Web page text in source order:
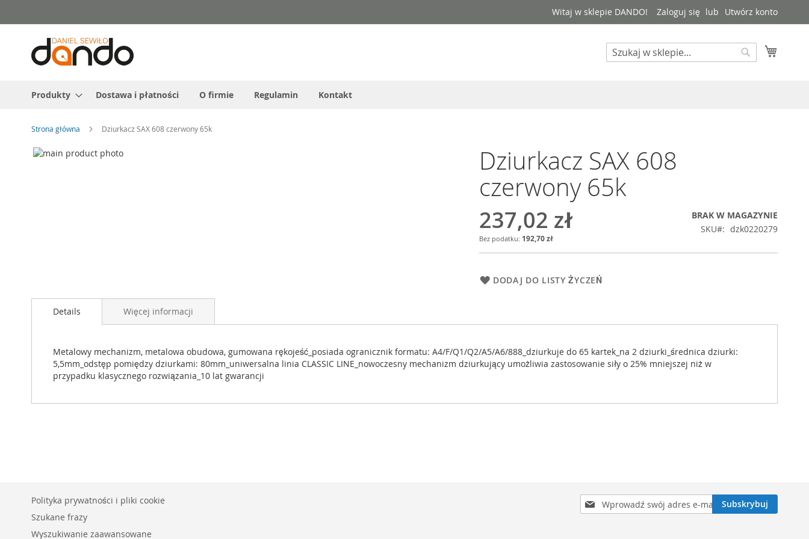
do
treści
Witaj w sklepie DANDO! Zaloguj się Utwórz konto
Search
Produkty Dostawa i płatności O firmie Regulamin Kontakt
Strona główna Dziurkacz SAX 608 czerwony 65k
Przejdź
Dziurkacz SAX 608
czerwony 65k
237,02 zł
192,70 zł
BRAK W MAGAZYNIE
SKU
dzk0220279
DODAJ DO LISTY ŻYCZEŃ
Details
Metalowy mechanizm, metalowa obudowa, gumowana rękojeść_posiada ogranicznik formatu: A4/F/Q1/Q2/A5/A6/888_dziurkuje do 65 kartek_na 2 dziurki_średnica dziurki:
5,5mm_odstęp pomiędzy dziurkami: 80mm_uniwersalna linia CLASSIC LINE_nowoczesny mechanizm dziurkujący umożliwia zastosowanie siły o 25% mniejszej niż w
przypadku klasycznego rozwiązania_10 lat gwarancji
Więcej informacji
Subskrybuj
nasz
Subskrybuj
Polityka prywatności i pliki cookie
Szukane frazy
Wyszukiwanie zaawansowane